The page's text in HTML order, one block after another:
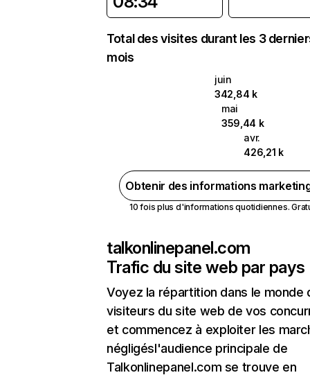
Total des visites durant les 3
mois
juin
342,84 k
mai
359,44 k
avr.
426,21 k
Obtenir des informations
10 fois plus d'informations quotidiennes.
talkonlinepanel.com
Trafic du site web par pays
Voyez la répartition dans le monde
visiteurs du site web de vos
et commencez à exploiter les
négligésl'audience principale de
Talkonlinepanel.com se trouve en